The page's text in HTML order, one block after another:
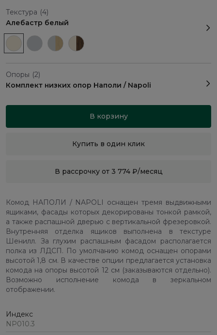
Текстура (4)
Алебастр белый
Опоры (2)
Комплект низких опор Наполи / Napoli
В корзину
Купить в один клик
В рассрочку от 3 774 ₽/месяц
Комод НАПОЛИ / NAPOLI оснащен тремя выдвижными
ящиками, фасады которых декорированы тонкой рамкой,
а также распашной дверью с вертикальной фрезеровкой.
Внутренняя отделка ящиков выполнена в текстуре
Шенилл. За глухим распашным фасадом располагается
полка из ЛДСП. По умолчанию комод оснащен опорами
высотой 1,8 см. В качестве опции предлагается установка
комода на опоры высотой 12 см (заказываются отдельно).
Возможно исполнение комода в зеркальном
отображении.
Индекс
NP010.3